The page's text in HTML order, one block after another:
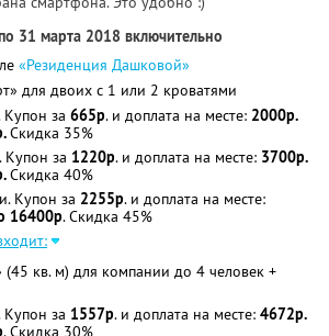
31 марта 2018 включительно
«Резиденция Дашковой»
для двоих с 1 или 2 кроватями
за 665р. и доплата на месте: 2000р.
Скидка 35%
за 1220р. и доплата на месте: 3700р.
Скидка 40%
Купон за 2255р. и доплата на месте:
16400р. Скидка 45%
(45 кв. м) для компании до 4 человек +
за 1557р. и доплата на месте: 4672р.
. Скидка 30%